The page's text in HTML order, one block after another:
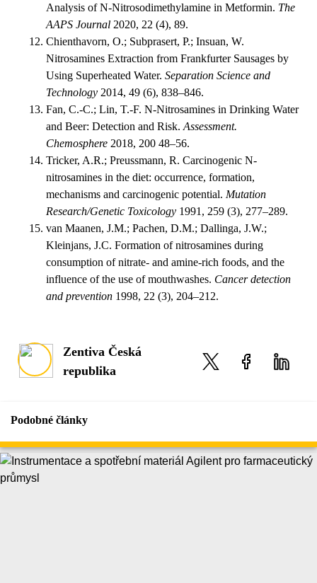
Analysis of N-Nitrosodimethylamine in Metformin. The
AAPS Journal 2020, 22 (4), 89.
Chienthavorn, O.; Subprasert, P.; Insuan, W.
Nitrosamines Extraction from Frankfurter Sausages by
Using Superheated Water. Separation Science and
Technology 2014, 49 (6), 838–846.
Fan, C.-C.; Lin, T.-F. N-Nitrosamines in Drinking Water
and Beer: Detection and Risk. Assessment.
Chemosphere 2018, 200 48–56.
Tricker, A.R.; Preussmann, R. Carcinogenic N-
nitrosamines in the diet: occurrence, formation,
mechanisms and carcinogenic potential. Mutation
Research/Genetic Toxicology 1991, 259 (3), 277–289.
van Maanen, J.M.; Pachen, D.M.; Dallinga, J.W.;
Kleinjans, J.C. Formation of nitrosamines during
consumption of nitrate- and amine-rich foods, and the
influence of the use of mouthwashes. Cancer detection
and prevention 1998, 22 (3), 204–212.
Zentiva Česká
republika
Podobné články